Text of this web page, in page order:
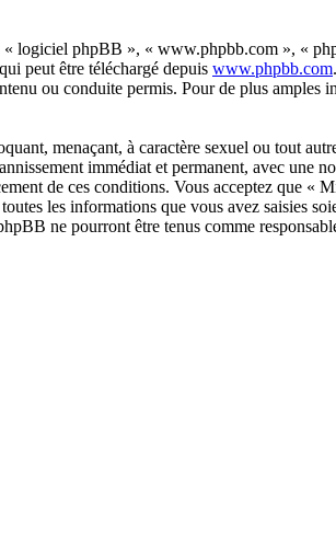
logiciel phpBB », « www.phpbb.com », «
peut être téléchargé depuis www.phpbb.com
ou conduite permis. Pour de plus
menaçant, à caractère sexuel ou tout
immédiat et permanent, avec une
de ces conditions. Vous acceptez que
les informations que vous avez saisies
ne pourront être tenus comme